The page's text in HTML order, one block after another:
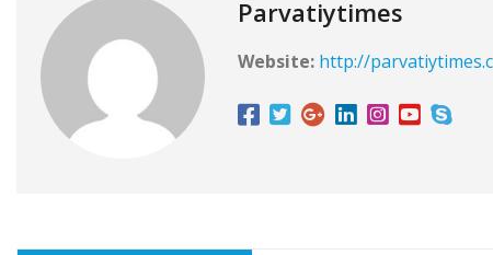
Parvatiytimes
Website: http://